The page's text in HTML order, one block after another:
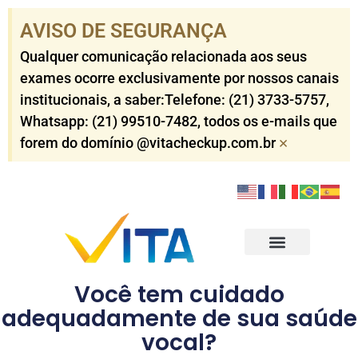
AVISO DE SEGURANÇA​
Qualquer comunicação relacionada aos seus
exames ocorre exclusivamente por nossos canais
institucionais, a saber:Telefone: (21) 3733-5757​,
Whatsapp: (21) 99510-7482​, todos os e-mails que
forem do domínio @vitacheckup.com.br​ ×
Você tem cuidado
adequadamente de sua saúde
vocal?